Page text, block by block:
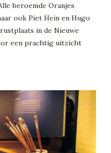
beroemde Oranjes
ook Piet Hein en Hugo
in de Nieuwe
een prachtig uitzicht